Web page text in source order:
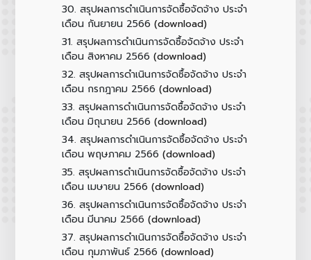
30. สรุปผลการดำเนินการจัดซื้อจัดจ้าง ประจำ
เดือน กันยายน 2566 (download)
31. สรุปผลการดำเนินการจัดซื้อจัดจ้าง ประจำ
เดือน สิงหาคม 2566 (download)
32. สรุปผลการดำเนินการจัดซื้อจัดจ้าง ประจำ
เดือน กรกฎาคม 2566 (download)
33. สรุปผลการดำเนินการจัดซื้อจัดจ้าง ประจำ
เดือน มิถุนายน 2566 (download)
34. สรุปผลการดำเนินการจัดซื้อจัดจ้าง ประจำ
เดือน พฤษภาคม 2566 (download)
35. สรุปผลการดำเนินการจัดซื้อจัดจ้าง ประจำ
เดือน เมษายน 2566 (download)
36. สรุปผลการดำเนินการจัดซื้อจัดจ้าง ประจำ
เดือน มีนาคม 2566 (download)
37. สรุปผลการดำเนินการจัดซื้อจัดจ้าง ประจำ
เดือน กุมภาพันธ์ 2566 (download)